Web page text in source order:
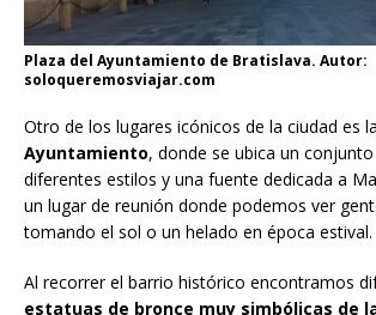
Plaza del Ayuntamiento de Bratislava. Autor:
soloqueremosviajar.com
Otro de los lugares icónicos de la ciudad es la
Ayuntamiento, donde se ubica un
diferentes estilos y una fuente dedicada a
un lugar de reunión donde podemos ver
tomando el sol o un helado en época estival.
Al recorrer el barrio histórico encontramos
estatuas de bronce muy simbólicas de